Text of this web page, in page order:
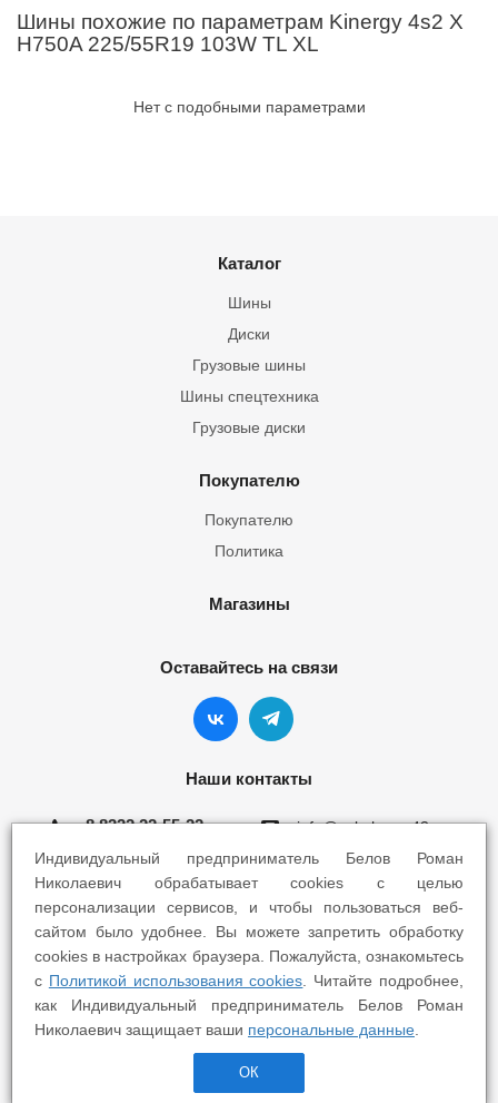
Шины похожие по параметрам Kinergy 4s2 X
H750A 225/55R19 103W TL XL
Нет с подобными параметрами
Каталог
Шины
Грузовые шины
Шины спецтехника
Диски
Грузовые диски
Покупателю
Покупателю
Политика
Магазины
Оставайтесь на связи
Наши контакты
8 8332 22-55-22 info@yokohama43.ru
Киров, ул. Ломоносова 5Б
Киров, ул. Профсоюзная 7А
2025 © Yokohama Киров - Шины Диски Сервис
Индивидуальный предприниматель Белов Роман
Николаевич обрабатывает cookies с целью
персонализации сервисов, и чтобы пользоваться веб-
сайтом было удобнее. Вы можете запретить обработку
cookies в настройках браузера. Пожалуйста, ознакомьтесь
с Политикой использования cookies . Читайте подробнее,
как Индивидуальный предприниматель Белов Роман
Николаевич защищает ваши персональные данные
ОК